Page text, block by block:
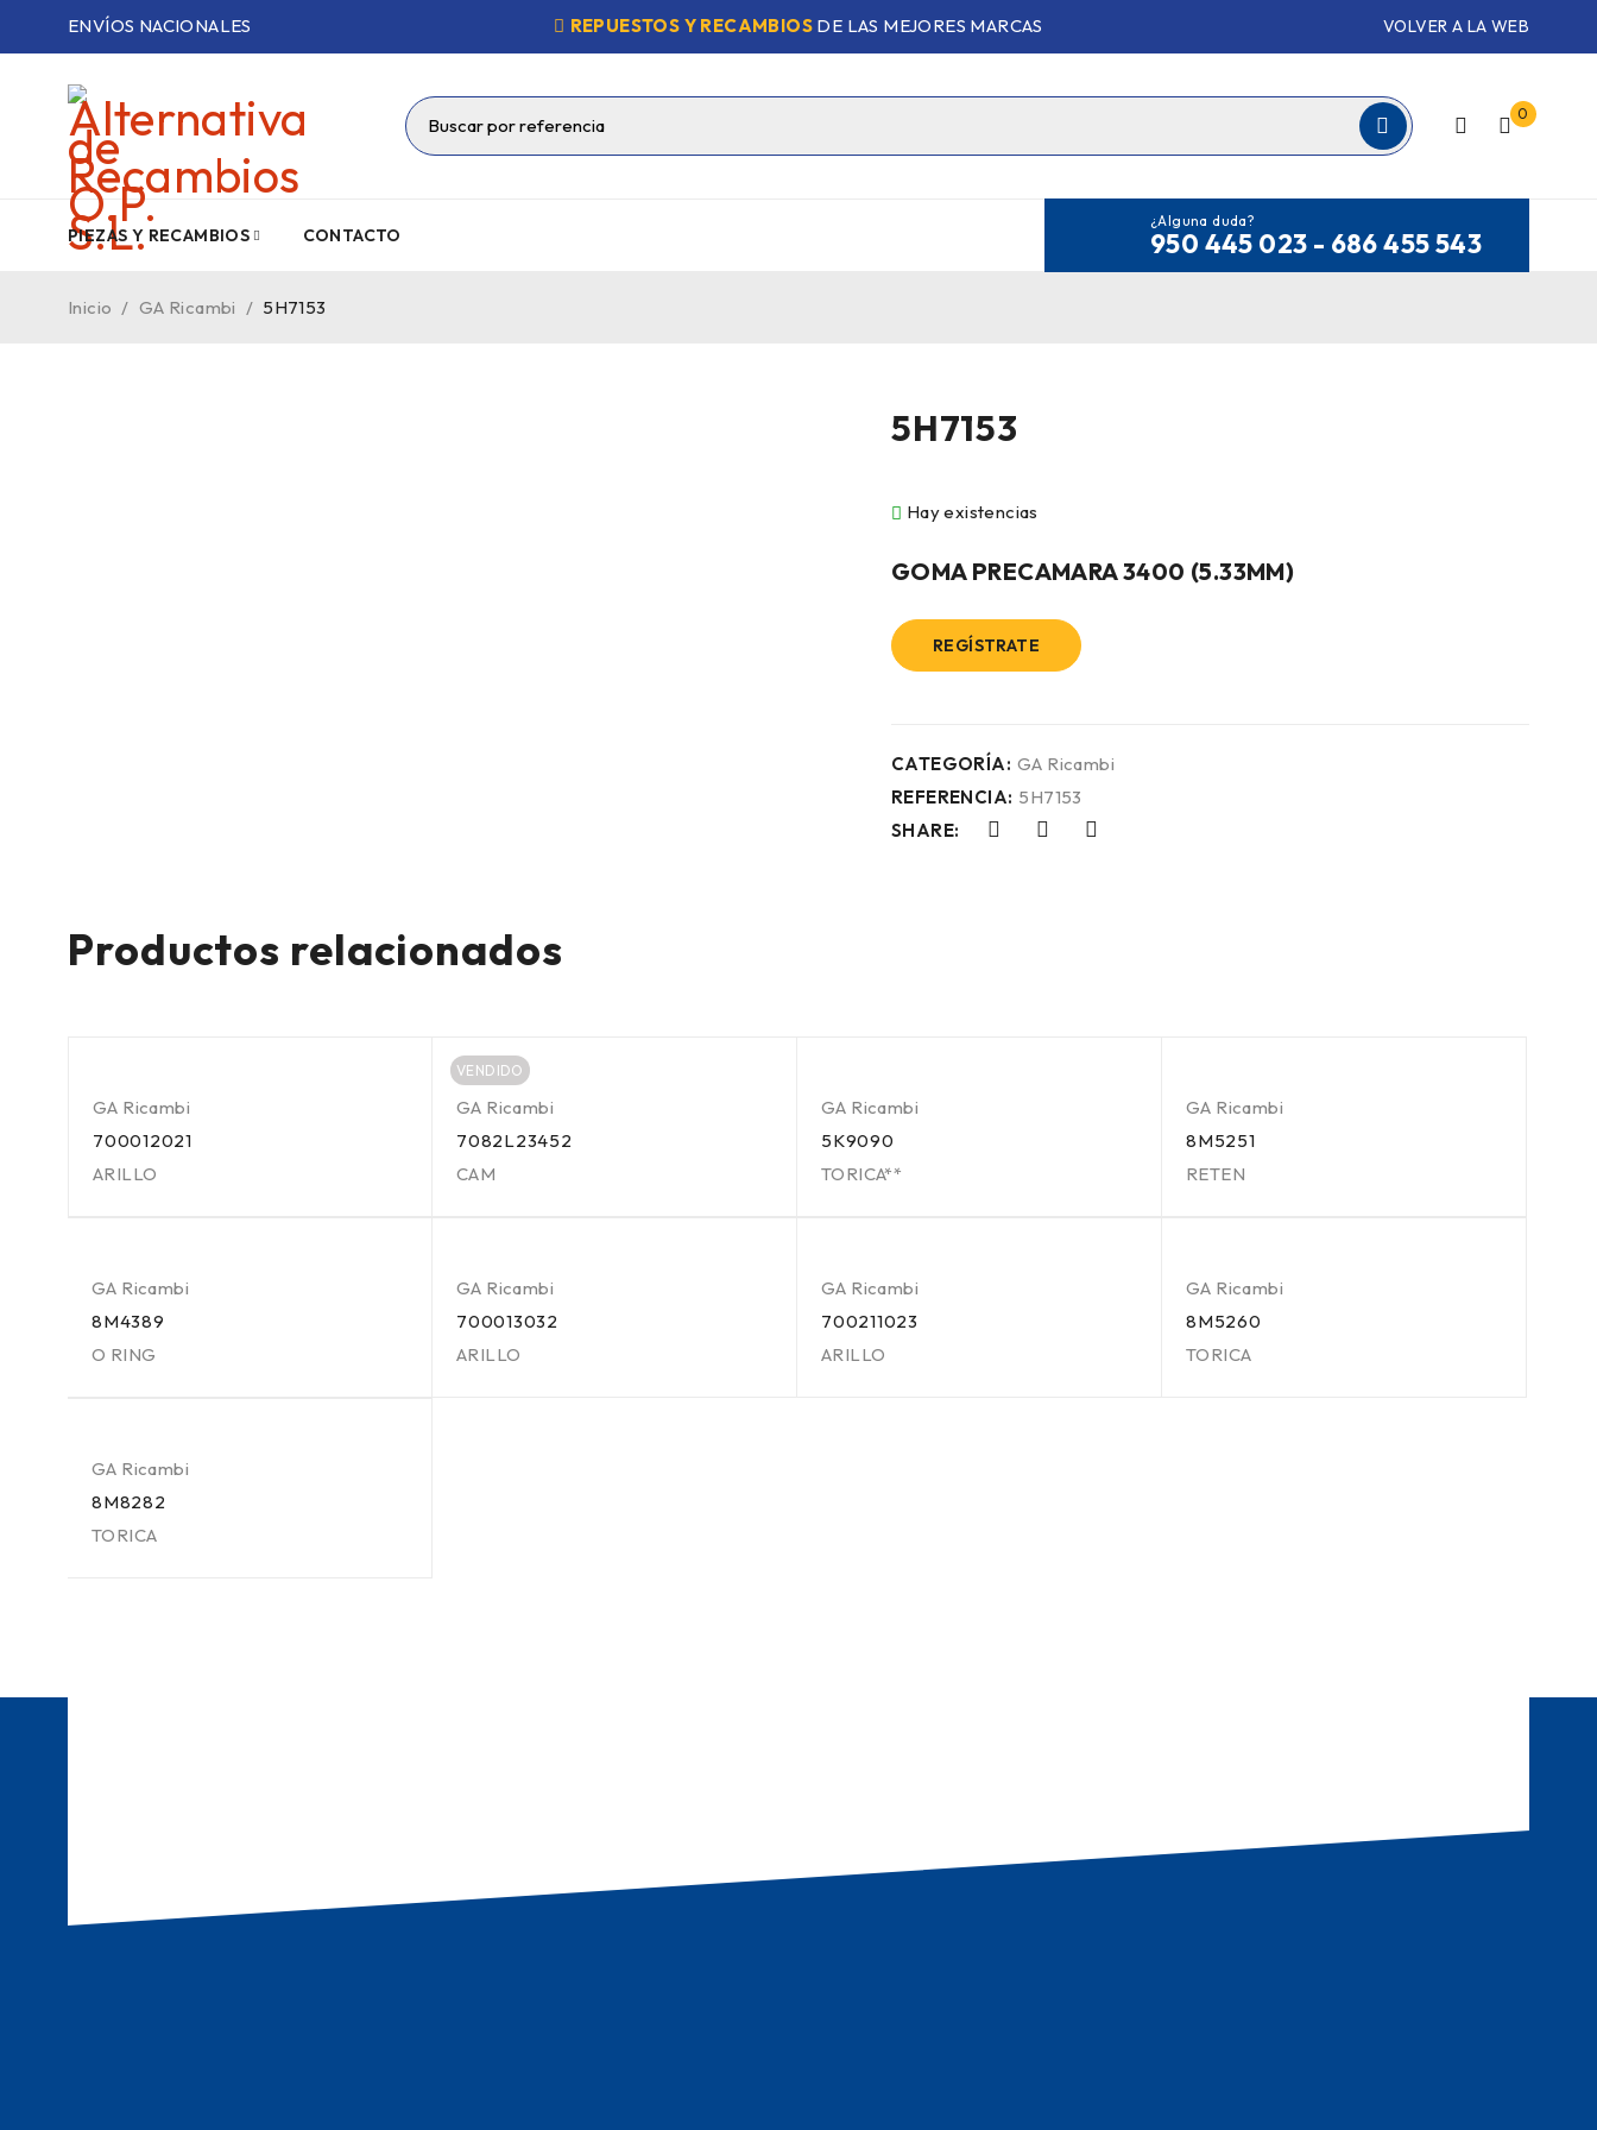
ENVÍOS NACIONALES REPUESTOS Y RECAMBIOS DE LAS MEJORES MARCAS VOLVER A LA WEB
0
PIEZAS Y RECAMBIOS CONTACTO
¿Alguna duda?
950 445 023 - 686 455 543
Inicio / GA Ricambi / 5H7153
5H7153
Hay existencias
GOMA PRECAMARA 3400 (5.33MM)
REGÍSTRATE
CATEGORÍA: GA Ricambi
REFERENCIA: 5H7153
SHARE:
Productos relacionados
GA Ricambi
700012021
ARILLO
VENDIDO
GA Ricambi
7082L23452
CAM
GA Ricambi
5K9090
TORICA**
GA Ricambi
8M5251
RETEN
GA Ricambi
8M4389
O RING
GA Ricambi
700013032
ARILLO
GA Ricambi
700211023
ARILLO
GA Ricambi
8M5260
TORICA
GA Ricambi
8M8282
TORICA